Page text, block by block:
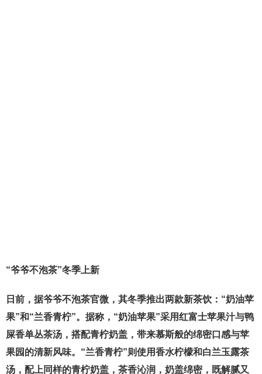
“爷爷不泡茶”冬季上新
日前，据爷爷不泡茶官微，其冬季推出两款新茶饮：“奶油苹
果”和“兰香青柠”。据称，“奶油苹果”采用红富士苹果汁与鸭
屎香单丛茶汤，搭配青柠奶盖，带来慕斯般的绵密口感与苹
果园的清新风味。“兰香青柠”则使用香水柠檬和白兰玉露茶
汤，配上同样的青柠奶盖，茶香沁润，奶盖绵密，既解腻又